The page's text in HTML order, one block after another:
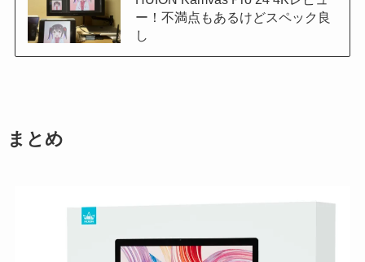
ー！不満点もあるけどスペック良
し
まとめ